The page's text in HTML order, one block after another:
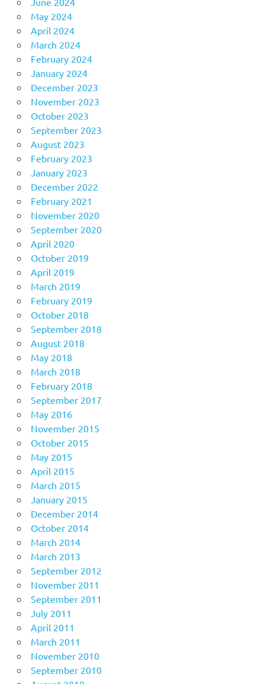
May 2024
April 2024
March 2024
February 2024
January 2024
December 2023
November 2023
October 2023
September 2023
August 2023
February 2023
January 2023
December 2022
February 2021
November 2020
September 2020
April 2020
October 2019
April 2019
March 2019
February 2019
October 2018
September 2018
August 2018
May 2018
March 2018
February 2018
September 2017
May 2016
November 2015
October 2015
May 2015
April 2015
March 2015
January 2015
December 2014
October 2014
March 2014
March 2013
September 2012
November 2011
September 2011
July 2011
April 2011
March 2011
November 2010
September 2010